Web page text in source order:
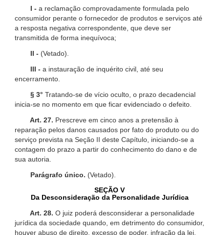
I - a reclamação comprovadamente formulada pelo
consumidor perante o fornecedor de produtos e serviços até
a resposta negativa correspondente, que deve ser
transmitida de forma inequívoca;
II - (Vetado).
III - a instauração de inquérito civil, até seu
encerramento.
§ 3° Tratando-se de vício oculto, o prazo decadencial
inicia-se no momento em que ficar evidenciado o defeito.
Art. 27. Prescreve em cinco anos a pretensão à
reparação pelos danos causados por fato do produto ou do
serviço prevista na Seção II deste Capítulo, iniciando-se a
contagem do prazo a partir do conhecimento do dano e de
sua autoria.
Parágrafo único. (Vetado).
SEÇÃO V
Da Desconsideração da Personalidade Jurídica
Art. 28. O juiz poderá desconsiderar a personalidade
jurídica da sociedade quando, em detrimento do consumidor,
houver abuso de direito, excesso de poder, infração da lei,